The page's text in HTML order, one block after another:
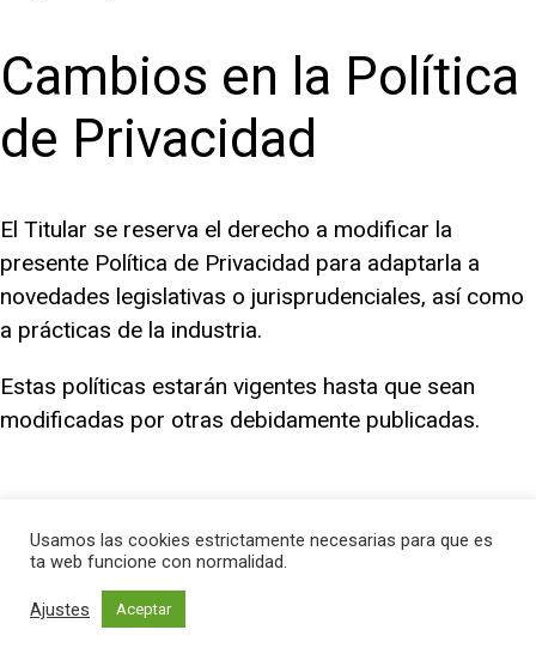
Cambios en la Política
de Privacidad
El Titular se reserva el derecho a modificar la
presente Política de Privacidad para adaptarla a
novedades legislativas o jurisprudenciales, así como
a prácticas de la industria.
Estas políticas estarán vigentes hasta que sean
modificadas por otras debidamente publicadas.
+34911 595 777
hola
Usamos las cookies estrictamente necesarias para que es
ta web funcione con normalidad.
Ajustes Aceptar